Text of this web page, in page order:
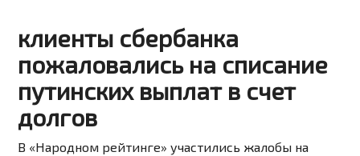
​клиенты сбербанка
пожаловались на списание
путинских выплат в счет
долгов
В «Народном рейтинге» участились жалобы на